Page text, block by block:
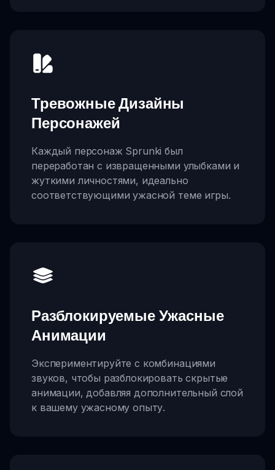
Тревожные Дизайны
Персонажей
Каждый персонаж Sprunki был
переработан с извращенными улыбками и
жуткими личностями, идеально
соответствующими ужасной теме игры.
Разблокируемые Ужасные
Анимации
Экспериментируйте с комбинациями
звуков, чтобы разблокировать скрытые
анимации, добавляя дополнительный слой
к вашему ужасному опыту.